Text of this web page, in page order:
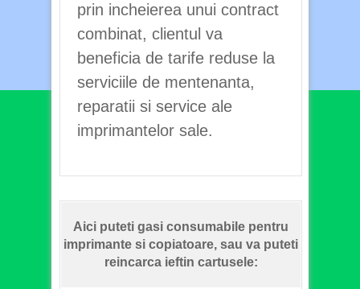
prin incheierea unui contract
combinat, clientul va
beneficia de tarife reduse la
serviciile de mentenanta,
reparatii si service ale
imprimantelor sale.
Aici puteti gasi consumabile pentru
imprimante si copiatoare, sau va puteti
reincarca ieftin cartusele: